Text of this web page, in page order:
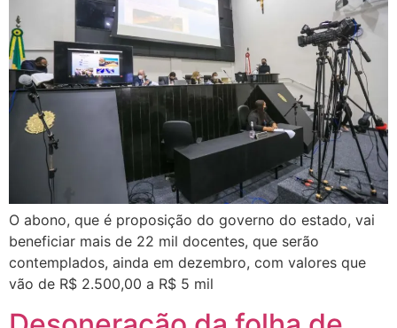
O abono, que é proposição do governo do estado, vai
beneficiar mais de 22 mil docentes, que serão
contemplados, ainda em dezembro, com valores que
vão de R$ 2.500,00 a R$ 5 mil